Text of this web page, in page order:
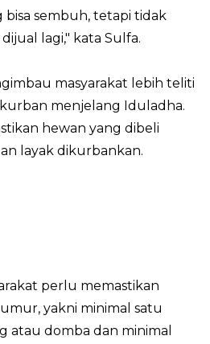
bisa sembuh, tetapi tidak
lagi," kata Sulfa.
masyarakat lebih teliti
menjelang Iduladha.
hewan yang dibeli
layak dikurbankan.
perlu memastikan
yakni minimal satu
domba dan minimal